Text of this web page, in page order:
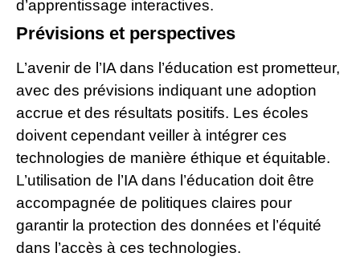
d’apprentissage interactives.
Prévisions et perspectives
L’avenir de l’IA dans l’éducation est prometteur,
avec des prévisions indiquant une adoption
accrue et des résultats positifs. Les écoles
doivent cependant veiller à intégrer ces
technologies de manière éthique et équitable.
L’utilisation de l’IA dans l’éducation doit être
accompagnée de politiques claires pour
garantir la protection des données et l’équité
dans l’accès à ces technologies.